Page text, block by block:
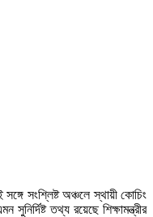
সংশ্লিষ্ট অঞ্চলে স্থায়ী কোচিং
তথ্য রয়েছে শিক্ষামন্ত্রীর